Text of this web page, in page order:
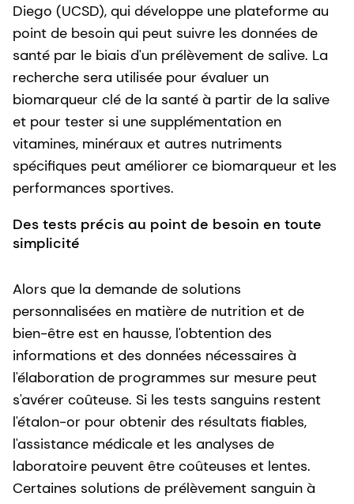
Diego (UCSD), qui développe une plateforme au
point de besoin qui peut suivre les données de
santé par le biais d'un prélèvement de salive. La
recherche sera utilisée pour évaluer un
biomarqueur clé de la santé à partir de la salive
et pour tester si une supplémentation en
vitamines, minéraux et autres nutriments
spécifiques peut améliorer ce biomarqueur et les
performances sportives.
Des tests précis au point de besoin en toute
simplicité
Alors que la demande de solutions
personnalisées en matière de nutrition et de
bien-être est en hausse, l'obtention des
informations et des données nécessaires à
l'élaboration de programmes sur mesure peut
s'avérer coûteuse. Si les tests sanguins restent
l'étalon-or pour obtenir des résultats fiables,
l'assistance médicale et les analyses de
laboratoire peuvent être coûteuses et lentes.
Certaines solutions de prélèvement sanguin à